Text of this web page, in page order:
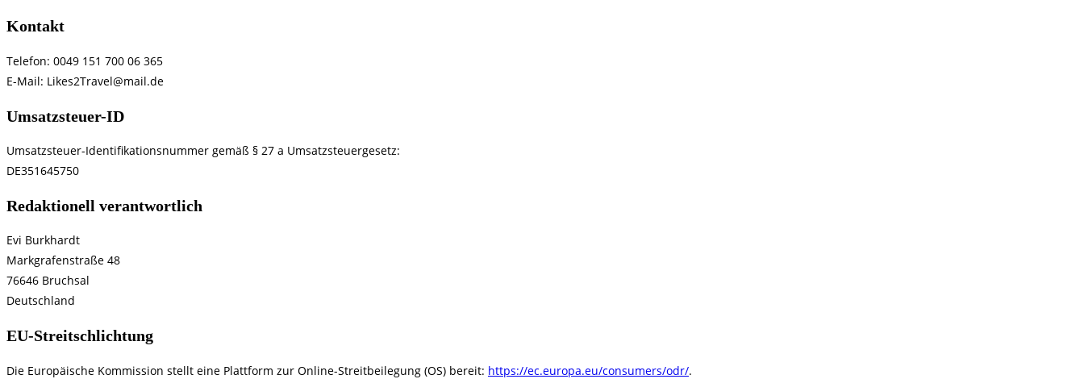
Kontakt
Telefon: 0049 151 700 06 365
E-Mail: Likes2Travel@mail.de
Umsatzsteuer-ID
Umsatzsteuer-Identifikationsnummer gemäß § 27 a Umsatzsteuergesetz:
DE351645750
Redaktionell verantwortlich
Evi Burkhardt
Markgrafenstraße 48
76646 Bruchsal
Deutschland
EU-Streitschlichtung
Die Europäische Kommission stellt eine Plattform zur Online-Streitbeilegung (OS) bereit: https://ec.europa.eu/consumers/odr/.